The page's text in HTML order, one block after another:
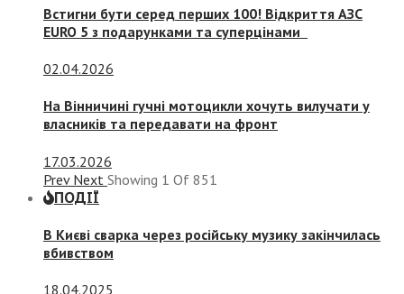
Встигни бути серед перших 100! Відкриття АЗС
EURO 5 з подарунками та суперцінами
02.04.2026
На Вінничині гучні мотоцикли хочуть вилучати у
власників та передавати на фронт
17.03.2026
Prev Next Showing 1 Of 851
ПОДІЇ
В Києві сварка через російську музику закінчилась
вбивством
18.04.2025